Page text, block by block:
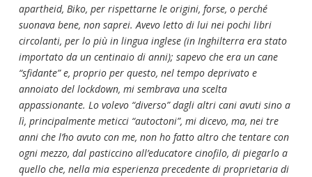
apartheid, Biko, per rispettarne le origini, forse, o perché
suonava bene, non saprei. Avevo letto di lui nei pochi libri
circolanti, per lo più in lingua inglese (in Inghilterra era stato
importato da un centinaio di anni); sapevo che era un cane
“sfidante” e, proprio per questo, nel tempo deprivato e
annoiato del lockdown, mi sembrava una scelta
appassionante. Lo volevo “diverso” dagli altri cani avuti sino a
lì, principalmente meticci “autoctoni”, mi dicevo, ma, nei tre
anni che l’ho avuto con me, non ho fatto altro che tentare con
ogni mezzo, dal pasticcino all’educatore cinofilo, di piegarlo a
quello che, nella mia esperienza precedente di proprietaria di